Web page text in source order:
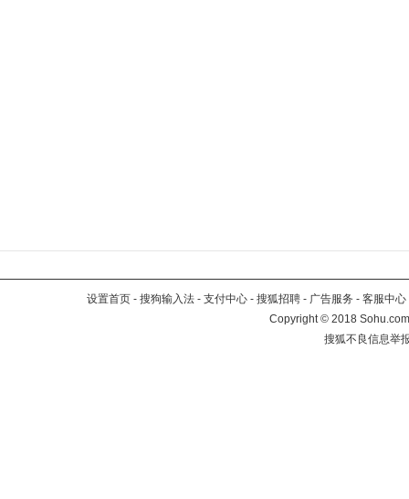
设置首页 - 搜狗输入法 - 支付中心 - 搜狐招聘 - 广告服务 - 客服中心
Copyright©2018
搜狐不良信息举